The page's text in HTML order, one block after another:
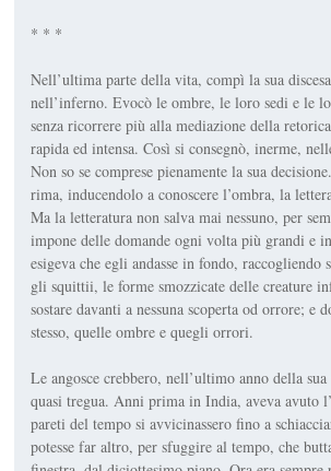
* * *
Nell’ultima parte della vita, compì la sua
nell’inferno. Evocò le ombre, le loro sedi e le
senza ricorrere più alla mediazio­ne della
rapida ed intensa. Così si con­segnò, inerme,
Non so se comprese piena­mente la sua
rima, inducendolo a conoscere l’ombra, la
Ma la letteratura non salva mai nessuno, per
impone delle do­mande ogni volta più grandi e
esigeva che egli andasse in fondo,
gli squittii, le forme smozzicate delle creatu­re
sostare davanti a nessuna scoperta od orrore; e
stes­so, quelle ombre e quegli orrori.
Le angosce crebbero, nell’ulti­mo anno della
quasi tregua. Anni prima in India, aveva avuto
pareti del tempo si avvi­cinassero fino a
potesse far altro, per sfuggire al tempo, che